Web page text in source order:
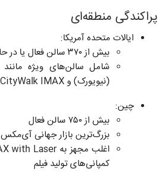
پراکندگی منطقه‌ای
ایالات متحده آمریکا:
بیش از ۳۷۰ سالن فعال یا در حال ساخت
(نیویورک) و Universal CityWalk IMAX (لس‌آنجلس)
چین:
بیش از ۷۵۰ سالن فعال
بزرگ‌ترین بازار جهانی آی‌مکس
کمپانی‌های تولید فیلم